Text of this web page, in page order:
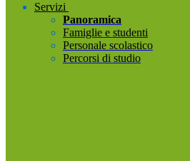
Servizi
Panoramica
Famiglie e studenti
Personale scolastico
Percorsi di studio